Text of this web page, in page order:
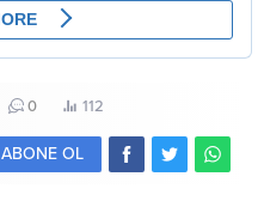
0 112
ABONE OL